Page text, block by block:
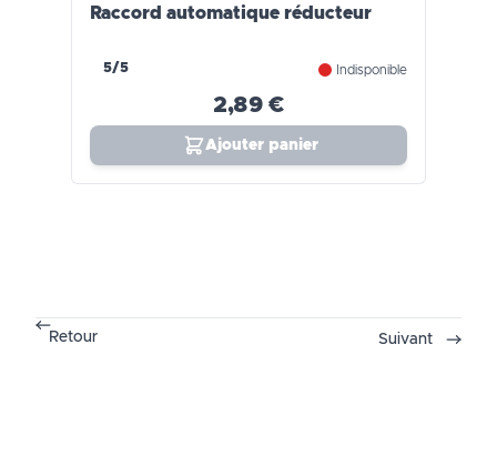
Raccord automatique réducteur
5/5 Indisponible
2,89 €
Ajouter panier
Retour Suivant